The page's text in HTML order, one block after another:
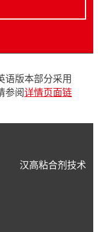
语版本部分采用
参阅详情页面链
汉高粘合剂技术